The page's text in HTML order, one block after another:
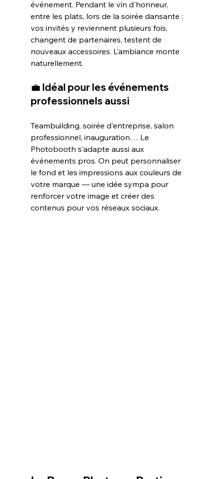
événement. Pendant le vin d'honneur,
entre les plats, lors de la soirée dansante :
vos invités y reviennent plusieurs fois,
changent de partenaires, testent de
nouveaux accessoires. L'ambiance monte
naturellement.
💼 Idéal pour les événements
professionnels aussi
Teambuilding, soirée d'entreprise, salon
professionnel, inauguration… Le
Photobooth s'adapte aussi aux
événements pros. On peut personnaliser
le fond et les impressions aux couleurs de
votre marque — une idée sympa pour
renforcer votre image et créer des
contenus pour vos réseaux sociaux.